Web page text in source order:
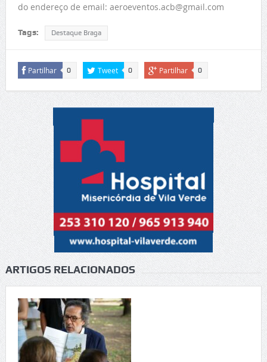
do endereço de email: aeroeventos.acb@gmail.com
Tags: Destaque Braga
Partilhar 0 Tweet 0 Partilhar 0
ARTIGOS RELACIONADOS